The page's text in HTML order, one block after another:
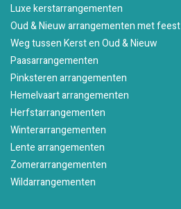
Luxe kerstarrangementen
Oud & Nieuw arrangementen met feest
Weg tussen Kerst en Oud & Nieuw
Paasarrangementen
Pinksteren arrangementen
Hemelvaart arrangementen
Herfstarrangementen
Winterarrangementen
Lente arrangementen
Zomerarrangementen
Wildarrangementen